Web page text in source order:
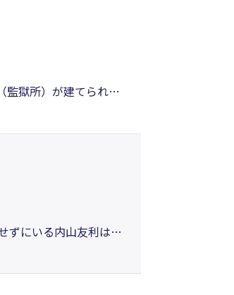
監獄所）が建てられ
得のため、過酷な労
悲惨な炭坑史を描く
ずにいる内山友利は文
を奢らずにはいられ
そしてこの出逢いがふ